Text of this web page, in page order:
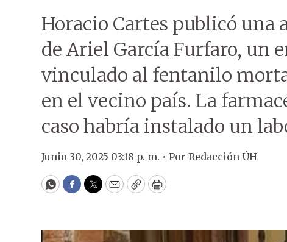
Horacio Cartes publicó una
de Ariel García Furfaro, un
vinculado al fentanilo
en el vecino país. La
caso habría instalado un
Junio 30, 2025 03:18 p. m. • Por Redacción ÚH
WhatsApp
Facebook
Twitter
EmailCopyPrint